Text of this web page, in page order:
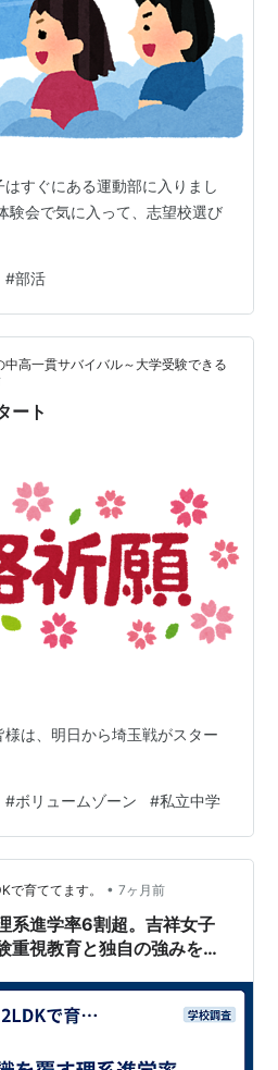
すぐにある運動部に入りまし
験会で気に入って、志望校選び
#部活
中高一貫サバイバル～大学受験できる
ート
は、明日から埼玉戦がスター
#ボリュームゾーン #私立中学
で育ててます。 • 7ヶ月前
系進学率6割超。吉祥女子
重視教育と独自の強みを徹